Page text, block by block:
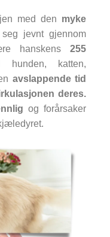
med den myke
seg jevnt gjennom
hanskens 255
katten,
avslappende tid
deres.
og forårsaker